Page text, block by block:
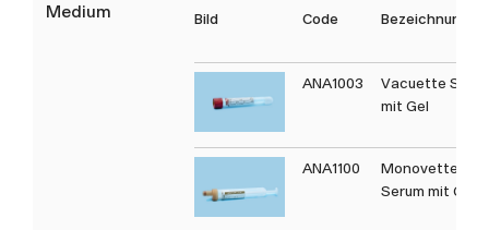
Medium Bild Code Bezeichnung
ANA1003
Vacuette
mit Gel
ANA1100
Monovette
Serum mit Gel